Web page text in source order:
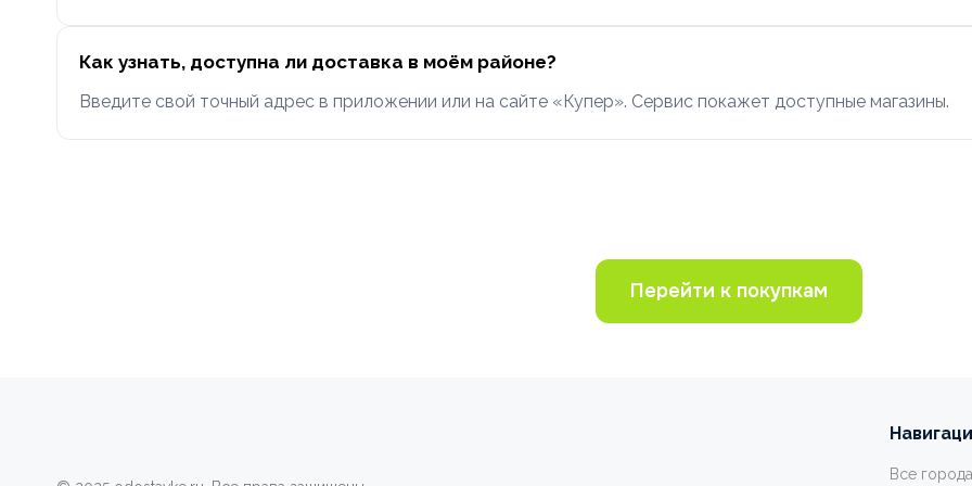
Как узнать, доступна ли доставка в моём районе?
Введите свой точный адрес в приложении или на сайте «Купер». Сервис покажет доступные магазины.
Перейти к покупкам
Все города